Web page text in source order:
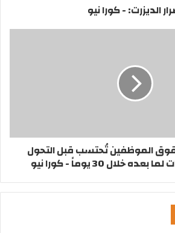
الديزرت: - كورا نيو
الموظفين تُحتسب قبل التحول
خلال 30 يوماً - كورا نيو